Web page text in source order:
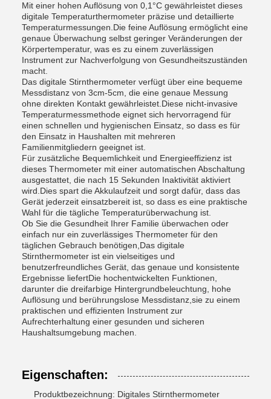
Mit einer hohen Auflösung von 0,1°C gewährleistet dieses
digitale Temperaturthermometer präzise und detaillierte
Temperaturmessungen.Die feine Auflösung ermöglicht eine
genaue Überwachung selbst geringer Veränderungen der
Körpertemperatur, was es zu einem zuverlässigen
Instrument zur Nachverfolgung von Gesundheitszuständen
macht.
Das digitale Stirnthermometer verfügt über eine bequeme
Messdistanz von 3cm-5cm, die eine genaue Messung
ohne direkten Kontakt gewährleistet.Diese nicht-invasive
Temperaturmessmethode eignet sich hervorragend für
einen schnellen und hygienischen Einsatz, so dass es für
den Einsatz in Haushalten mit mehreren
Familienmitgliedern geeignet ist.
Für zusätzliche Bequemlichkeit und Energieeffizienz ist
dieses Thermometer mit einer automatischen Abschaltung
ausgestattet, die nach 15 Sekunden Inaktivität aktiviert
wird.Dies spart die Akkulaufzeit und sorgt dafür, dass das
Gerät jederzeit einsatzbereit ist, so dass es eine praktische
Wahl für die tägliche Temperaturüberwachung ist.
Ob Sie die Gesundheit Ihrer Familie überwachen oder
einfach nur ein zuverlässiges Thermometer für den
täglichen Gebrauch benötigen,Das digitale
Stirnthermometer ist ein vielseitiges und
benutzerfreundliches Gerät, das genaue und konsistente
Ergebnisse liefertDie hochentwickelten Funktionen,
darunter die dreifarbige Hintergrundbeleuchtung, hohe
Auflösung und berührungslose Messdistanz,sie zu einem
praktischen und effizienten Instrument zur
Aufrechterhaltung einer gesunden und sicheren
Haushaltsumgebung machen.
Eigenschaften:
Produktbezeichnung: Digitales Stirnthermometer